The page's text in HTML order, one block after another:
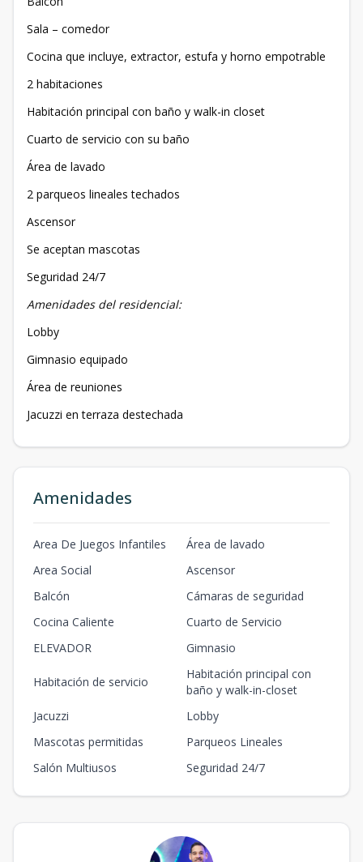
Sala – comedor
Cocina que incluye, extractor, estufa y horno empotrable
2 habitaciones
Habitación principal con baño y walk-in closet
Cuarto de servicio con su baño
Área de lavado
2 parqueos lineales techados
Ascensor
Se aceptan mascotas
Seguridad 24/7
Amenidades del residencial:
Lobby
Gimnasio equipado
Área de reuniones
Jacuzzi en terraza destechada
Amenidades
Area De Juegos Infantiles
Área de lavado
Area Social
Ascensor
Balcón
Cámaras de seguridad
Cocina Caliente
Cuarto de Servicio
ELEVADOR
Gimnasio
Habitación de servicio
Habitación principal con
baño y walk-in-closet
Jacuzzi
Lobby
Mascotas permitidas
Parqueos Lineales
Salón Multiusos
Seguridad 24/7